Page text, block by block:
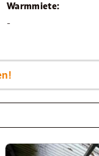
Warmmiete:
-